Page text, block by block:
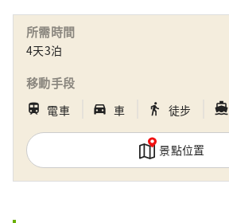
所需時間
4天3泊
移動手段
train 電車 directions_car_filled 車 directions_walk 徒步 directions_boat
景點位置